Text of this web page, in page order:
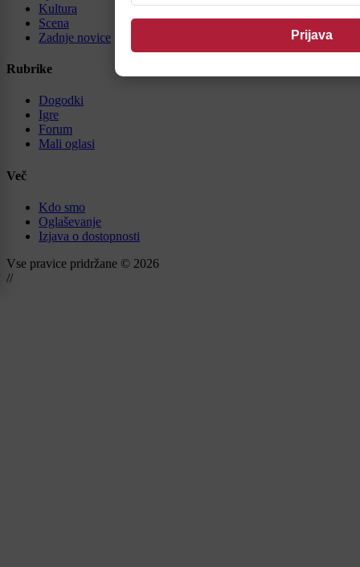
Kultura
Scena
Zadnje novice
Rubrike
Dogodki
Igre
Forum
Mali oglasi
Več
Kdo smo
Oglaševanje
Izjava o dostopnosti
Vse pravice pridržane © 2026
//